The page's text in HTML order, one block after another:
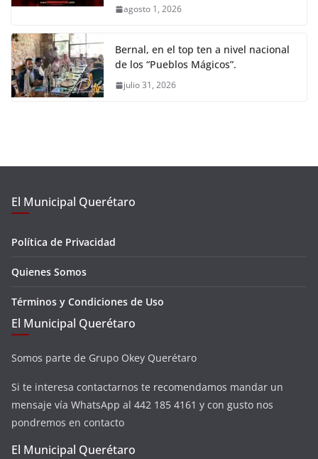
agosto 1, 2026
Bernal, en el top ten a nivel nacional
de los “Pueblos Mágicos”.
julio 31, 2026
El Municipal Querétaro
Política de Privacidad
Quienes Somos
Términos y Condiciones de Uso
El Municipal Querétaro
Somos parte de Grupo Okey Querétaro
Si te interesa contactarnos te recomendamos mandar un
mensaje vía WhatsApp al 442 185 4161 y con gusto nos
pondremos en contacto
El Municipal Querétaro